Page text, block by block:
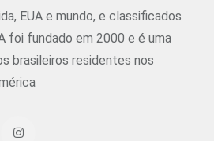
EUA e mundo, e classificados
foi fundado em 2000 e é uma
brasileiros residentes nos